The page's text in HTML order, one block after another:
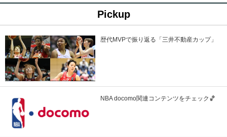
Pickup
歴代MVPで振り返る「三井不動産カップ」
NBA docomo関連コンテンツをチェック🏀